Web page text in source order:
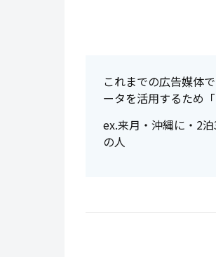
これまでの広告媒体
ータを活用するため
ex.来月・沖縄に・2
の人